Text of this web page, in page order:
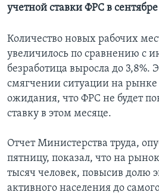
Языки
учетной ставки ФРС в сентябре
Количество новых рабочих
увеличилось по сравнению с
безработица выросла до 3,8%.
смягчении ситуации на рынке
ожидания, что ФРС не будет
ставку в этом месяце.
Отчет Министерства труда,
пятницу, показал, что на
тысяч человек, повысив долю
активного населения до